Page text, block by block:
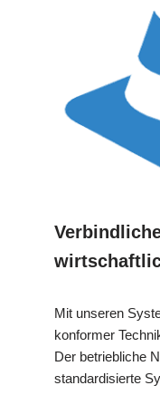
Mit unseren
konformer
Der betriebliche
standardisierte